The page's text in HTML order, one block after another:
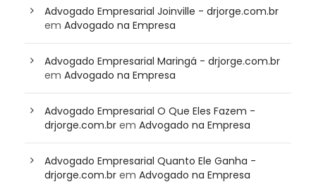
Advogado Empresarial Joinville - drjorge.com.br
em Advogado na Empresa
Advogado Empresarial Maringá - drjorge.com.br
em Advogado na Empresa
Advogado Empresarial O Que Eles Fazem -
drjorge.com.br em Advogado na Empresa
Advogado Empresarial Quanto Ele Ganha -
drjorge.com.br em Advogado na Empresa